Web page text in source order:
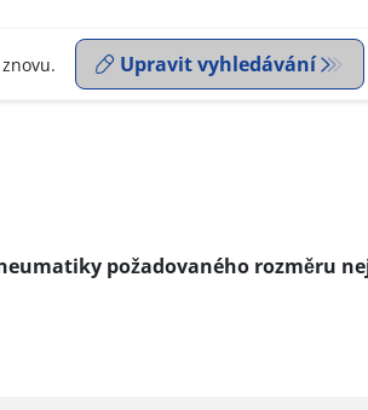
Upravit vyhledávání
požadovaného rozměru